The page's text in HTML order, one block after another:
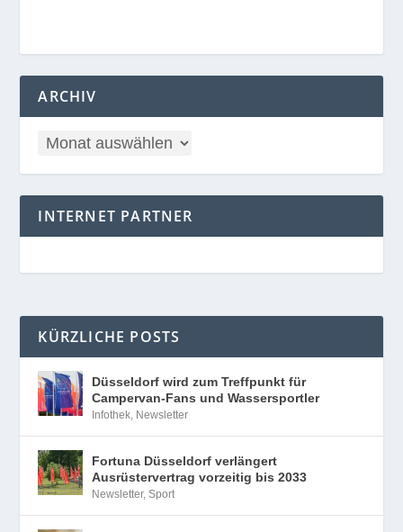
ARCHIV
INTERNET PARTNER
KÜRZLICHE POSTS
Düsseldorf wird zum Treffpunkt für
Campervan-Fans und Wassersportler
Infothek, Newsletter
Fortuna Düsseldorf verlängert
Ausrüstervertrag vorzeitig bis 2033
Newsletter,Sport